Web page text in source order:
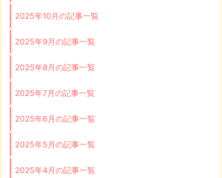
2025年10月の記事一覧
2025年9月の記事一覧
2025年8月の記事一覧
2025年7月の記事一覧
2025年6月の記事一覧
2025年5月の記事一覧
2025年4月の記事一覧